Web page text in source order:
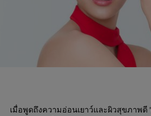
เมื่อพูดถึงความอ่อนเยาว์และผิวสุขภาพดี '